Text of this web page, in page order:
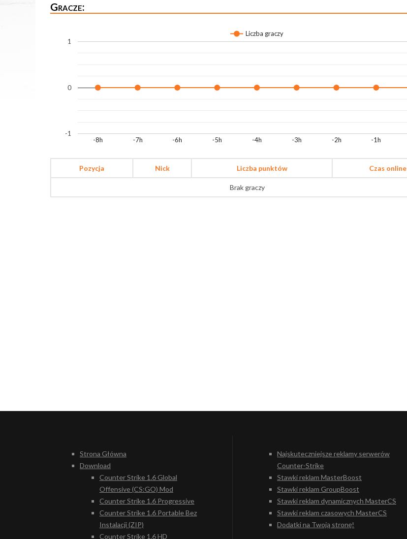
Gracze:
Liczba graczy
-8h -7h -6h -5h -4h -3h -2h -1h
-1
0
1
Pozycja Nick Liczba punktów Czas online
Brak graczy
Strona Główna
Download
Counter Strike 1.6 Global
Offensive (CS:GO) Mod
Counter Strike 1.6 Progressive
Counter Strike 1.6 Portable Bez
Instalacji (ZIP)
Counter Strike 1.6 HD
Najskuteczniejsze reklamy serwerów
Counter-Strike
Stawki reklam MasterBoost
Stawki reklam GroupBoost
Stawki reklam dynamicznych MasterCS
Stawki reklam czasowych MasterCS
Dodatki na Twoją stronę!